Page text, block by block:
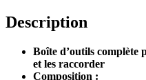
Description
Boîte d’outils complète
et les raccorder
Composition :